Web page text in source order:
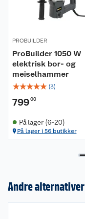
PROBUILDER
ProBuilder 1050 W
elektrisk bor- og
meiselhammer
☆☆☆☆☆ (3)
79900
På lager (6-20)
På lager i 56 butikker
Andre alternativer
Om oss